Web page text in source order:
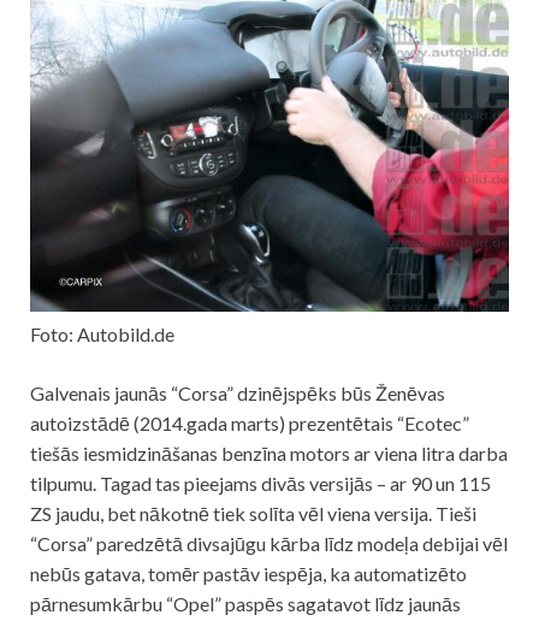
Foto: Autobild.de
Galvenais jaunās “Corsa” dzinējspēks būs Ženēvas
autoizstādē (2014.gada marts) prezentētais “Ecotec”
tiešās iesmidzināšanas benzīna motors ar viena litra darba
tilpumu. Tagad tas pieejams divās versijās – ar 90 un 115
ZS jaudu, bet nākotnē tiek solīta vēl viena versija. Tieši
“Corsa” paredzētā divsajūgu kārba līdz modeļa debijai vēl
nebūs gatava, tomēr pastāv iespēja, ka automatizēto
pārnesumkārbu “Opel” paspēs sagatavot līdz jaunās